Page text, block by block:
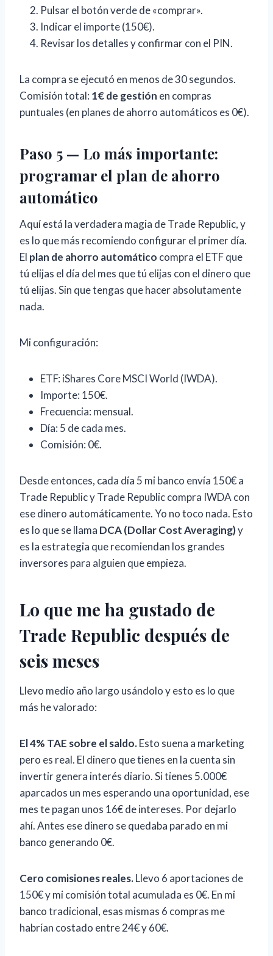
Pulsar el botón verde de «comprar».
Indicar el importe (150€).
Revisar los detalles y confirmar con el PIN.
La compra se ejecutó en menos de 30 segundos.
Comisión total: 1€ de gestión en compras
puntuales (en planes de ahorro automáticos es 0€).
Paso 5 — Lo más importante:
programar el plan de ahorro
automático
Aquí está la verdadera magia de Trade Republic, y
es lo que más recomiendo configurar el primer día.
El plan de ahorro automático compra el ETF que
tú elijas el día del mes que tú elijas con el dinero que
tú elijas. Sin que tengas que hacer absolutamente
nada.
Mi configuración:
ETF: iShares Core MSCI World (IWDA).
Importe: 150€.
Frecuencia: mensual.
Día: 5 de cada mes.
Comisión: 0€.
Desde entonces, cada día 5 mi banco envía 150€ a
Trade Republic y Trade Republic compra IWDA con
ese dinero automáticamente. Yo no toco nada. Esto
es lo que se llama DCA (Dollar Cost Averaging)y
es la estrategia que recomiendan los grandes
inversores para alguien que empieza.
Lo que me ha gustado de
Trade Republic después de
seis meses
Llevo medio año largo usándolo y esto es lo que
más he valorado:
El 4% TAE sobre el saldo.Esto suena a marketing
pero es real. El dinero que tienes en la cuenta sin
invertir genera interés diario. Si tienes 5.000€
aparcados un mes esperando una oportunidad, ese
mes te pagan unos 16€ de intereses. Por dejarlo
ahí. Antes ese dinero se quedaba parado en mi
banco generando 0€.
Cero comisiones reales.Llevo 6 aportaciones de
150€ y mi comisión total acumulada es 0€. En mi
banco tradicional, esas mismas 6 compras me
habrían costado entre 24€ y 60€.